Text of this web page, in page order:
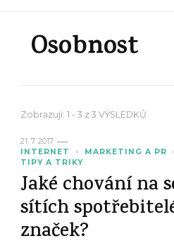
Osobnost
Zobrazuji: 1 - 3 z 3 VÝSLEDKŮ
21. 7. 2017
INTERNET
MARKETING A PR
TIPY A TRIKY
Jaké chování na
sítích
značek?